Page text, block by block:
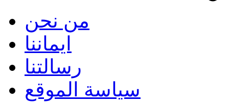
من نحن
ايماننا
رسالتنا
سياسة الموقع